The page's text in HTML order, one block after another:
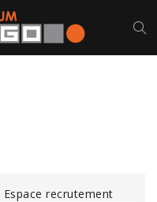
Espace recrutement